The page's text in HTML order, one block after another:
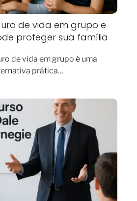
de vida em grupo e
proteger sua família
de vida em grupo​ é uma
prática…